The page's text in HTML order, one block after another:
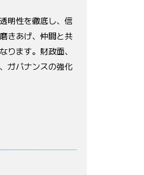
明性を徹底し、信
きあげ、仲間と共
ります。財政面、
ガバナンスの強化